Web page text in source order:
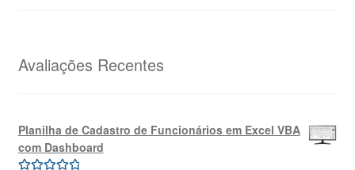
R$69,99.R$39,99.
Avaliações Recentes
Planilha de Cadastro de Funcionários em Excel VBA
com Dashboard